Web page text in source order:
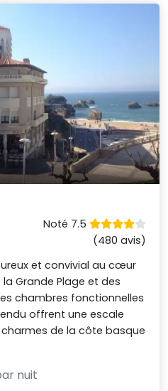
Noté 7.5
(480 avis)
et convivial au cœur
Grande Plage et des
chambres fonctionnelles
offrent une escale
de la côte basque
nuit